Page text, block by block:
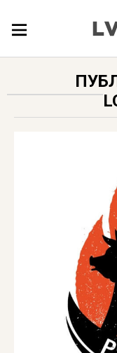
ДОВІДКА